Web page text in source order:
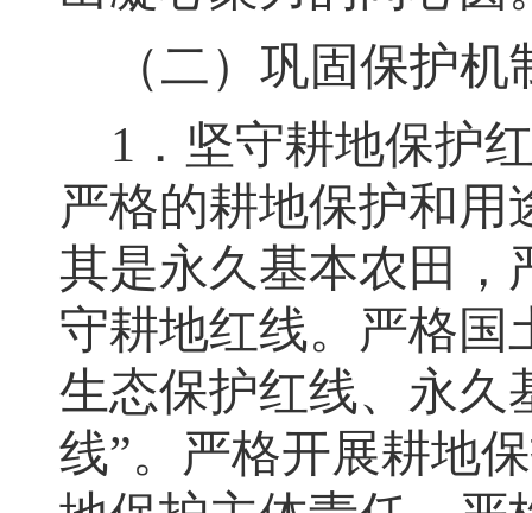
（二） 巩固保护机
1 ．坚守耕地保护
严格的耕地保护和用
其是永久基本农田，
守耕地红线。严格国
生态保护红线、永久
线”。 严格开展耕地